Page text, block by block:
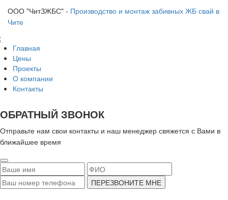
ООО "ЧитЗЖБС" - Производство и монтаж забивных ЖБ свай в
Чите
Главная
Цены
Проекты
О компании
Контакты
ОБРАТНЫЙ ЗВОНОК
Отправьте нам свои контакты и наш менеджер свяжется с Вами в
ближайшее время